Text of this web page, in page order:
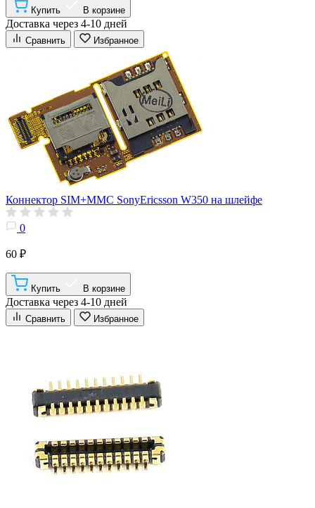
Купить В корзине
Доставка через 4-10 дней
Сравнить Избранное
Коннектор SIM+MMC SonyEricsson W350 на шлейфе
0
60 ₽
Купить В корзине
Доставка через 4-10 дней
Сравнить Избранное